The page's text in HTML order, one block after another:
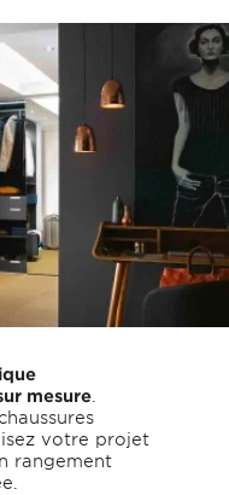
mesure
votre projet
rangement